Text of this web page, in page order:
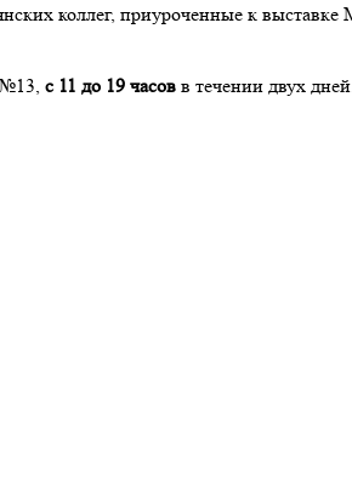
коллег, приуроченные к
с 11 до 19 часов в течении двух